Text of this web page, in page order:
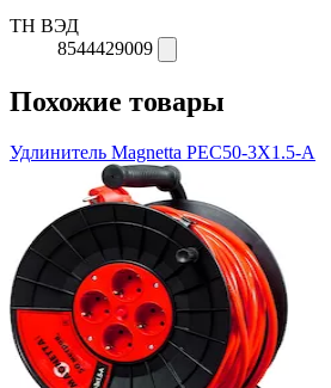
ТН ВЭД
8544429009
Похожие товары
Удлинитель Magnetta PEC50-3X1.5-A